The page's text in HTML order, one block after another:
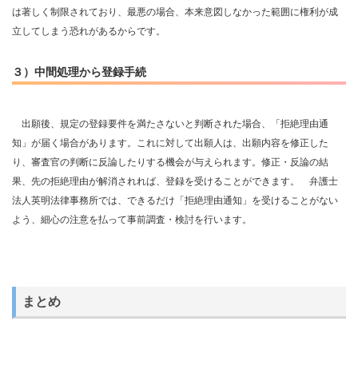
は著しく制限されており、最悪の場合、本来意図しなかった範囲に権利が成
立してしまう恐れがあるからです。
３）中間処理から登録手続
出願後、規定の登録要件を満たさないと判断された場合、「拒絶理由通
知」が届く場合があります。これに対して出願人は、出願内容を修正した
り、審査官の判断に反論したりする機会が与えられます。修正・反論の結
果、先の拒絶理由が解消されれば、登録を受けることができます。 弁護士
法人英明法律事務所では、できるだけ「拒絶理由通知」を受けることがない
よう、細心の注意を払って事前調査・検討を行います。
まとめ